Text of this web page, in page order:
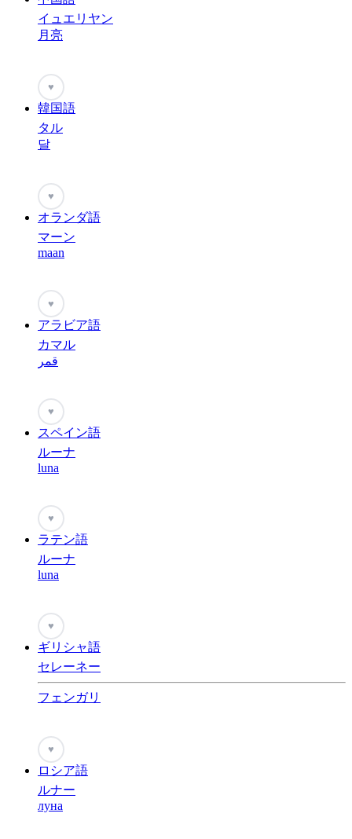
イュエリヤン
月亮
♥
韓国語
タル
달
♥
オランダ語
マーン
maan
♥
アラビア語
カマル
قمر
♥
スペイン語
ルーナ
luna
♥
ラテン語
ルーナ
luna
♥
ギリシャ語
セレーネー
フェンガリ
♥
ロシア語
ルナー
луна